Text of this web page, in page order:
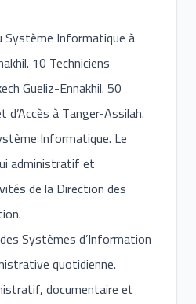
Système Informatique à
10 Techniciens
Gueliz-Ennakhil. 50
à Tanger-Assilah.
Informatique. Le
administratif et
de la Direction des
Systèmes d’Information
quotidienne.
documentaire et